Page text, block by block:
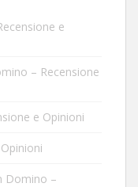
e
– Recensione
e Opinioni
Domino –